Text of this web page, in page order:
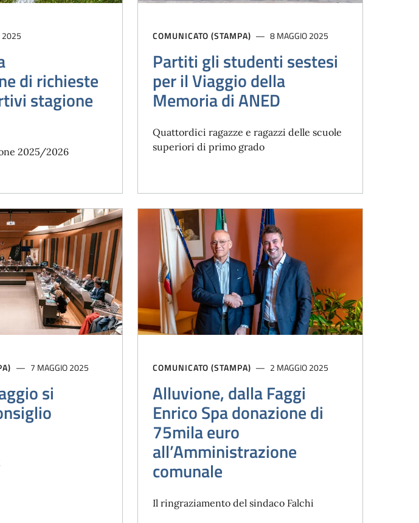
2025
di richieste
stagione
2025/2026
COMUNICATO (STAMPA) 8 MAGGIO 2025
Partiti gli studenti sestesi
per il Viaggio della
Memoria di ANED
Quattordici ragazze e ragazzi delle scuole
superiori di primo grado
7 MAGGIO 2025
si
COMUNICATO (STAMPA) 2 MAGGIO 2025
Alluvione, dalla Faggi
Enrico Spa donazione di
75mila euro
all’Amministrazione
comunale
Il ringraziamento del sindaco Falchi